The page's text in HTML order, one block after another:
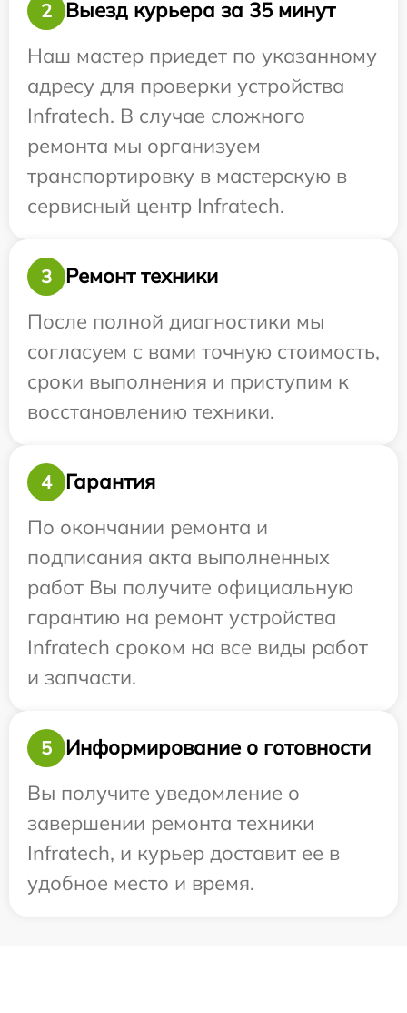
2
Выезд курьера за 35 минут
Наш мастер приедет по указанному
адресу для проверки устройства
Infratech. В случае сложного
ремонта мы организуем
транспортировку в мастерскую в
сервисный центр Infratech.
3
Ремонт техники
После полной диагностики мы
согласуем с вами точную стоимость,
сроки выполнения и приступим к
восстановлению техники.
4
Гарантия
По окончании ремонта и
подписания акта выполненных
работ Вы получите официальную
гарантию на ремонт устройства
Infratech сроком на все виды работ
и запчасти.
5
Информирование о готовности
Вы получите уведомление о
завершении ремонта техники
Infratech, и курьер доставит ее в
удобное место и время.